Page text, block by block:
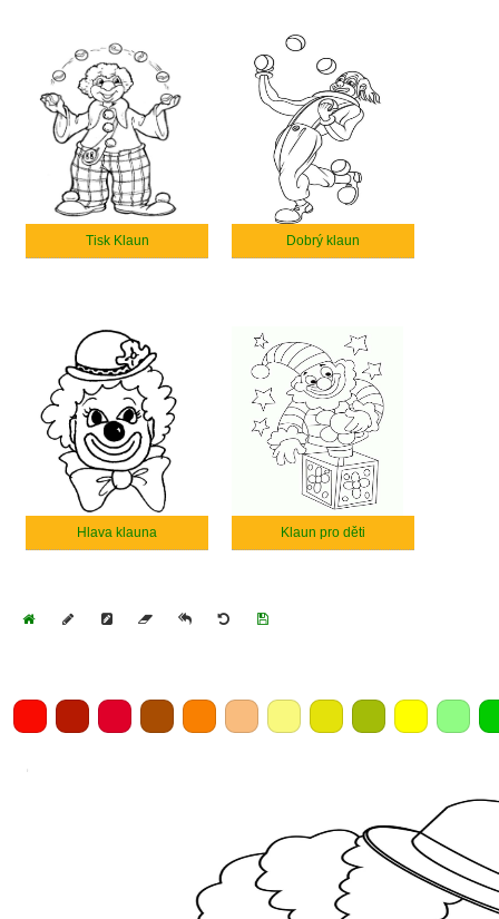
Tisk Klaun Dobrý klaun
Hlava klauna Klaun pro děti